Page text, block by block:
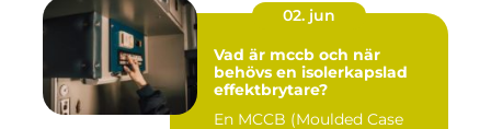
02. jun
Vad är mccb och när
behövs en isolerkapslad
effektbrytare?
En MCCB (Moulded Case